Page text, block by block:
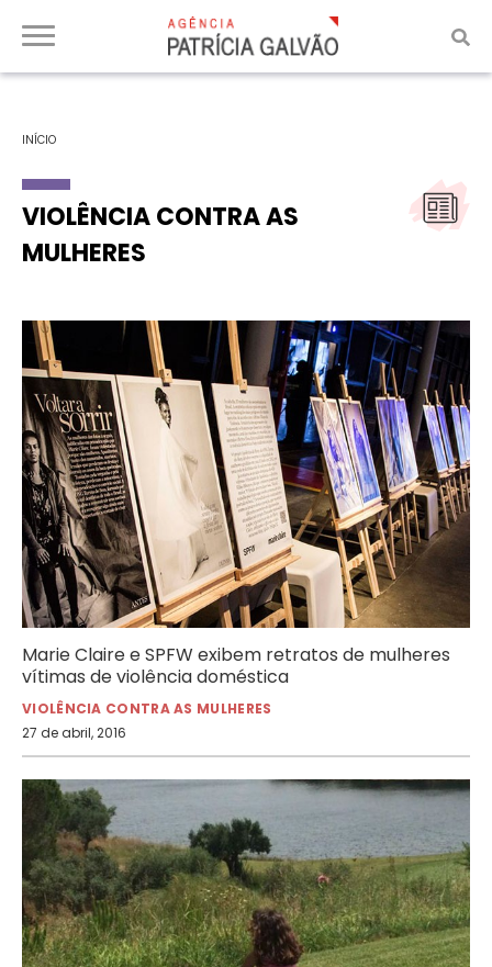
INÍCIO
VIOLÊNCIA CONTRA AS
MULHERES
Marie Claire e SPFW exibem retratos de mulheres
vítimas de violência doméstica
VIOLÊNCIA CONTRA AS MULHERES
27 de abril, 2016